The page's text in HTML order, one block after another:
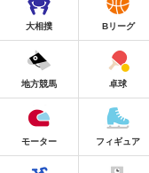
大相撲 Bリーグ
地方競馬 卓球
モーター フィギュア